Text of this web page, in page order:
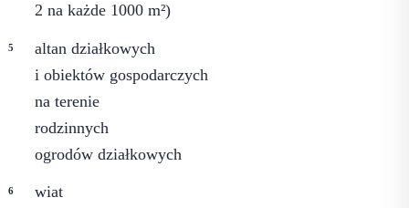
2 na każde 1000 m²)
altan działkowych
i obiektów gospodarczych
na terenie
rodzinnych
ogrodów działkowych
wiat